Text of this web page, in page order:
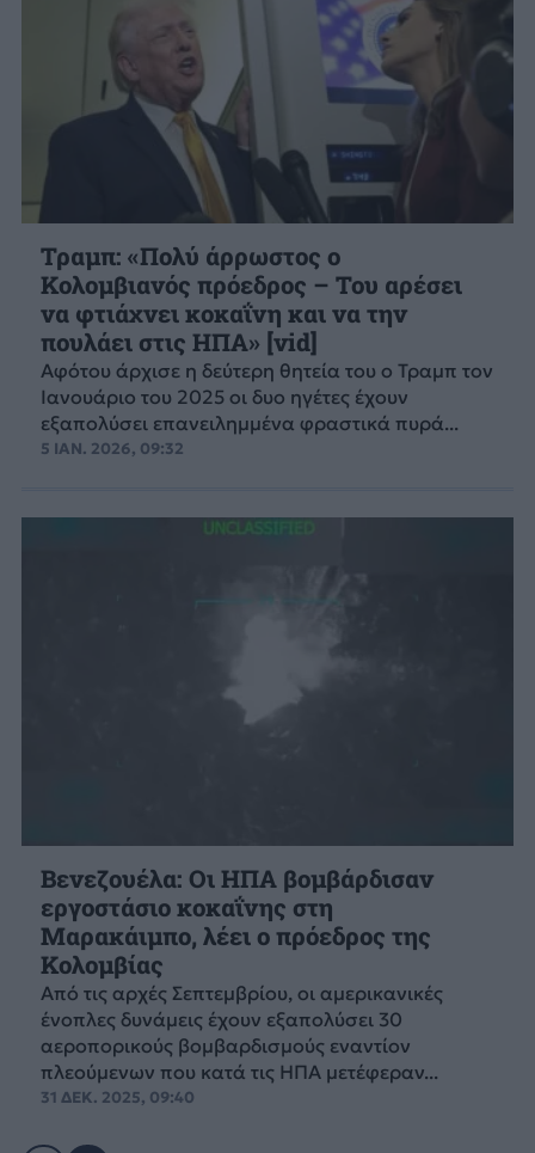
Τραμπ: «Πολύ άρρωστος ο
Κολομβιανός πρόεδρος – Του αρέσει
να φτιάχνει κοκαΐνη και να την
πουλάει στις ΗΠΑ» [vid]
Αφότου άρχισε η δεύτερη θητεία του ο Τραμπ τον
Ιανουάριο του 2025 οι δυο ηγέτες έχουν
εξαπολύσει επανειλημμένα φραστικά πυρά...
5 ΙΑΝ. 2026, 09:32
Βενεζουέλα: Οι ΗΠΑ βομβάρδισαν
εργοστάσιο κοκαΐνης στη
Μαρακάιμπο, λέει ο πρόεδρος της
Κολομβίας
Από τις αρχές Σεπτεμβρίου, οι αμερικανικές
ένοπλες δυνάμεις έχουν εξαπολύσει 30
αεροπορικούς βομβαρδισμούς εναντίον
πλεούμενων που κατά τις ΗΠΑ μετέφεραν...
31 ΔΕΚ. 2025, 09:40